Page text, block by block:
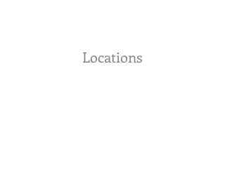
Locations